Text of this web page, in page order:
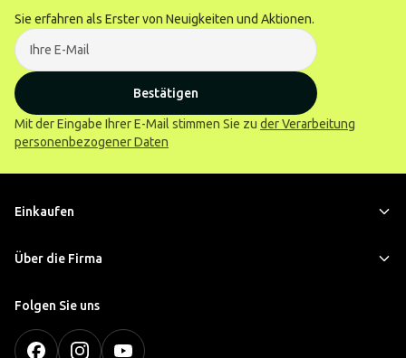
Sie erfahren als Erster von Neuigkeiten und Aktionen.
Bestätigen
Mit der Eingabe Ihrer E-Mail stimmen Sie zu der Verarbeitung
personenbezogener Daten
Einkaufen
Über die Firma
Folgen Sie uns